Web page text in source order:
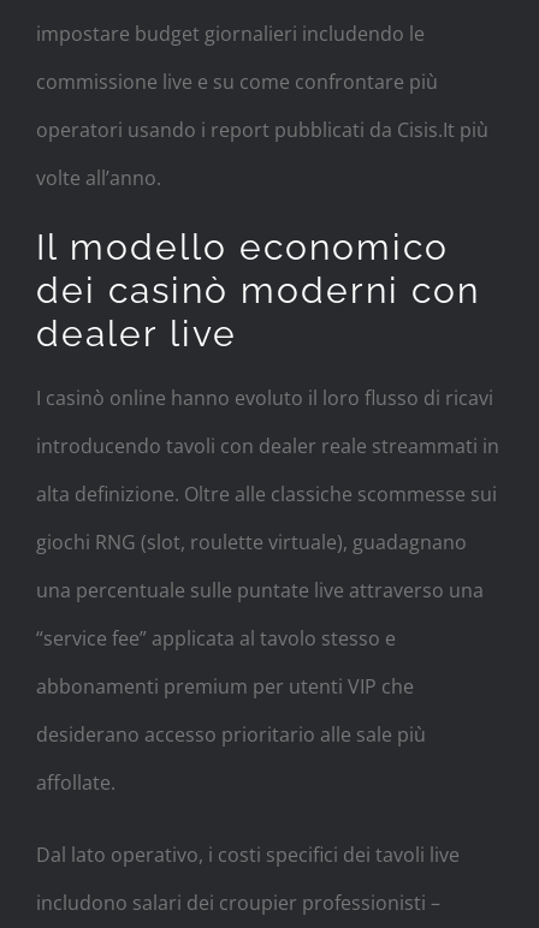
impostare budget giornalieri includendo le
commissione live e su come confrontare più
operatori usando i report pubblicati da Cisis.It più
volte all’anno.
Il modello economico
dei casinò moderni con
dealer live
I casinò online hanno evoluto il loro flusso di ricavi
introducendo tavoli con dealer reale streammati in
alta definizione. Oltre alle classiche scommesse sui
giochi RNG (slot, roulette virtuale), guadagnano
una percentuale sulle puntate live attraverso una
“service fee” applicata al tavolo stesso e
abbonamenti premium per utenti VIP che
desiderano accesso prioritario alle sale più
affollate.
Dal lato operativo, i costi specifici dei tavoli live
includono salari dei croupier professionisti –